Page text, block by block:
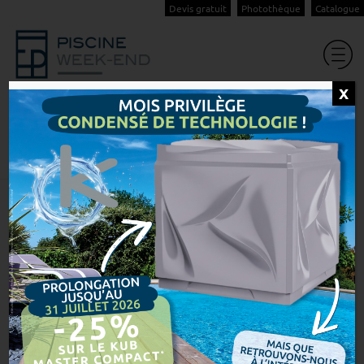
Devis gratuit Photothèque Catalogue
Offre d’emploi Technicien
S.A.V. & Maintenance
Accueil Actualités Piscine Week-End Offre d’emploi Technicie...
X